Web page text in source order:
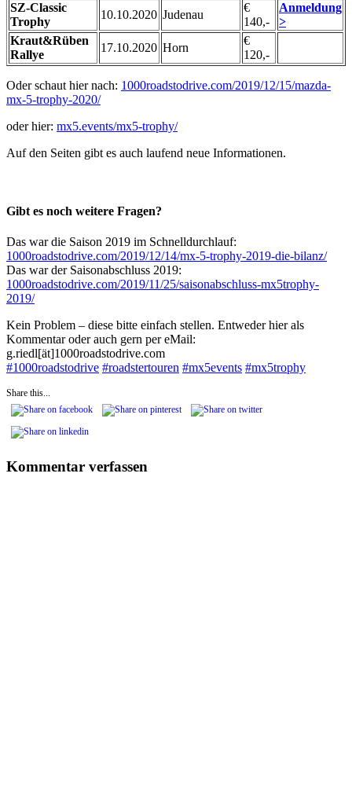
SZ-Classic
Trophy
10.10.2020 Judenau
€
140,-
Anmeldung
>
Kraut&Rüben
Rallye
17.10.2020 Horn
€
120,-
Oder schaut hier nach: 1000roadstodrive.com/2019/12/15/mazda-
mx-5-trophy-2020/
oder hier: mx5.events/mx5-trophy/
Auf den Seiten gibt es auch laufend neue Informationen.
Gibt es noch weitere Fragen?
Das war die Saison 2019 im Schnelldurchlauf:
1000roadstodrive.com/2019/12/14/mx-5-trophy-2019-die-bilanz/
Das war der Saisonabschluss 2019:
1000roadstodrive.com/2019/11/25/saisonabschluss-mx5trophy-
2019/
Kein Problem – diese bitte einfach stellen. Entweder hier als
Kommentar oder auch gern per eMail:
g.riedl[ät]1000roadstodrive.com
#1000roadstodrive #roadstertouren #mx5events #mx5trophy
Share this...
Kommentar verfassen